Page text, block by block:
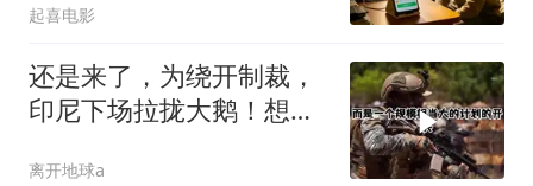
起喜电影
还是来了，为绕开制裁，
印尼下场拉拢大鹅！想让
离开地球a